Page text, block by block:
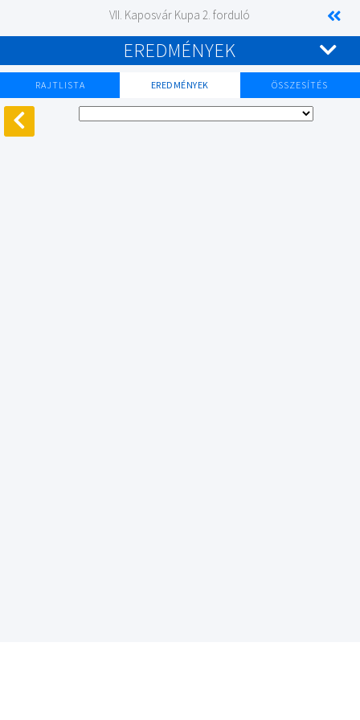
VII. Kaposvár Kupa 2. forduló
EREDMÉNYEK
RAJTLISTA EREDMÉNYEK ÖSSZESÍTÉS